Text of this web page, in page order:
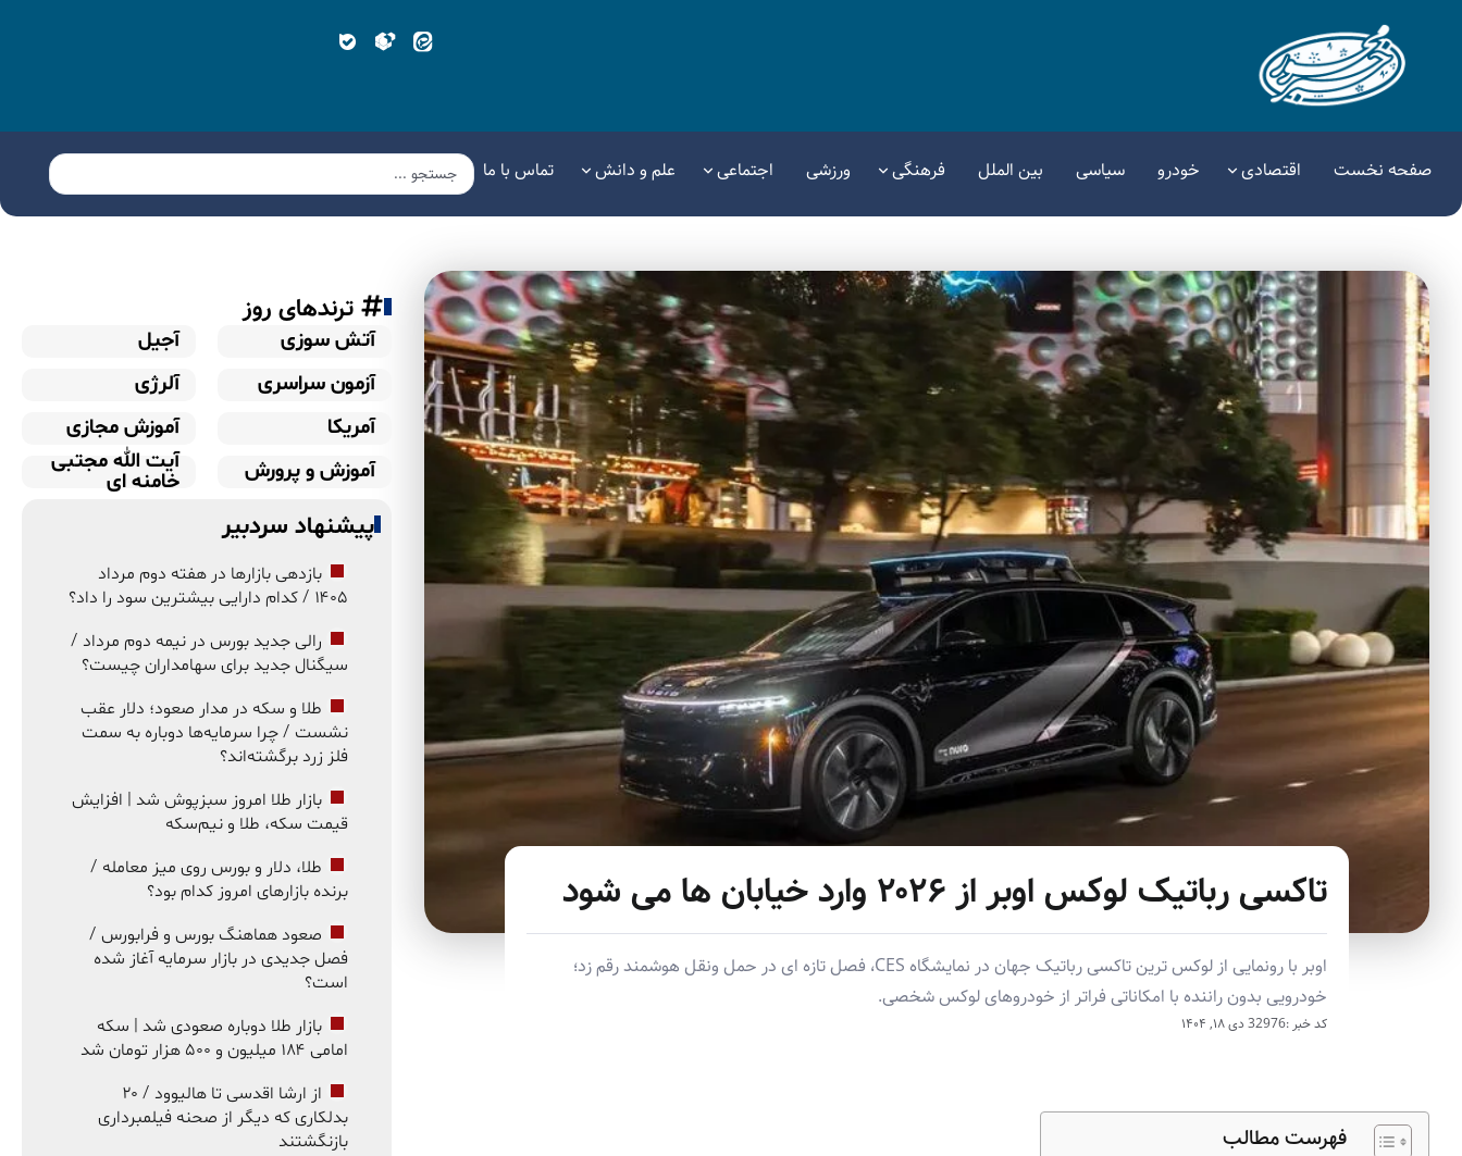
صفحه نخست اقتصادی خودرو سیاسی بین الملل فرهنگی ورزشی اجتماعی علم و دانش تماس با ما
تاکسی رباتیک لوکس اوبر از ۲۰۲۶ وارد خیابان ها می شود
اوبر با رونمایی از لوکس ترین تاکسی رباتیک جهان در نمایشگاه CES، فصل تازه ای در حمل ونقل هوشمند رقم زد؛
خودرویی بدون راننده با امکاناتی فراتر از خودروهای لوکس شخصی.
کد خبر :32976 دی ۱۸, ۱۴۰۴
فهرست مطالب
ترندهای روز
آتش سوزی
آجیل
آزمون سراسری
آلرژی
آمریکا
آموزش مجازی
آموزش و پرورش
آیت الله مجتبی
خامنه ای
پیشنهاد سردبیر
بازدهی بازارها در هفته دوم مرداد
۱۴۰۵ / کدام دارایی بیشترین سود را داد؟
رالی جدید بورس در نیمه دوم مرداد /
سیگنال جدید برای سهامداران چیست؟
طلا و سکه در مدار صعود؛ دلار عقب
نشست / چرا سرمایه‌ها دوباره به سمت
فلز زرد برگشته‌اند؟
بازار طلا امروز سبزپوش شد | افزایش
قیمت سکه، طلا و نیم‌سکه
طلا، دلار و بورس روی میز معامله /
برنده بازارهای امروز کدام بود؟
صعود هماهنگ بورس و فرابورس /
فصل جدیدی در بازار سرمایه آغاز شده
است؟
بازار طلا دوباره صعودی شد | سکه
امامی ۱۸۴ میلیون و ۵۰۰ هزار تومان شد
از ارشا اقدسی تا هالیوود / ۲۰
بدلکاری که دیگر از صحنه فیلمبرداری
بازنگشتند